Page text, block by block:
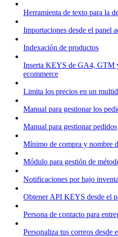
Herramienta de texto para la
Importaciones desde el panel
Indexación de productos
Inserta KEYS de GA4, GTM
ecommerce
Limita los precios en un
Manual para gestionar los
Manual para gestionar pedidos
Mínimo de compra y nombre
Módulo para gestión de
Notificaciones por bajo
Obtener API KEYS desde el
Persona de contacto para
Personaliza tus correos desde